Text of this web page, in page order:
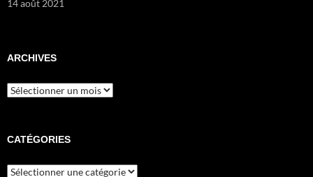
14 août 2021
ARCHIVES
Archives
CATÉGORIES
Catégories